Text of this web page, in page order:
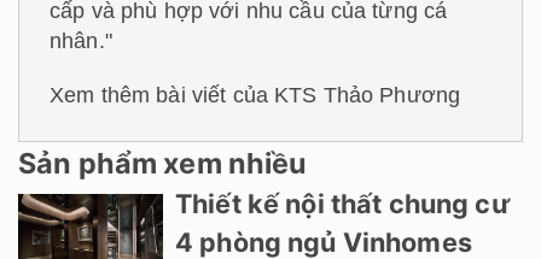
cấp và phù hợp với nhu cầu của từng cá
nhân."
Xem thêm bài viết của KTS Thảo Phương
Sản phẩm xem nhiều
Thiết kế nội thất chung cư
4 phòng ngủ Vinhomes